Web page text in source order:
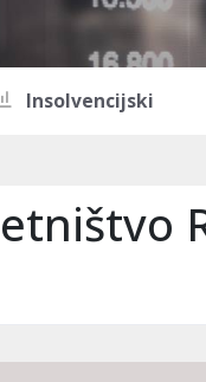
Insolvencijski